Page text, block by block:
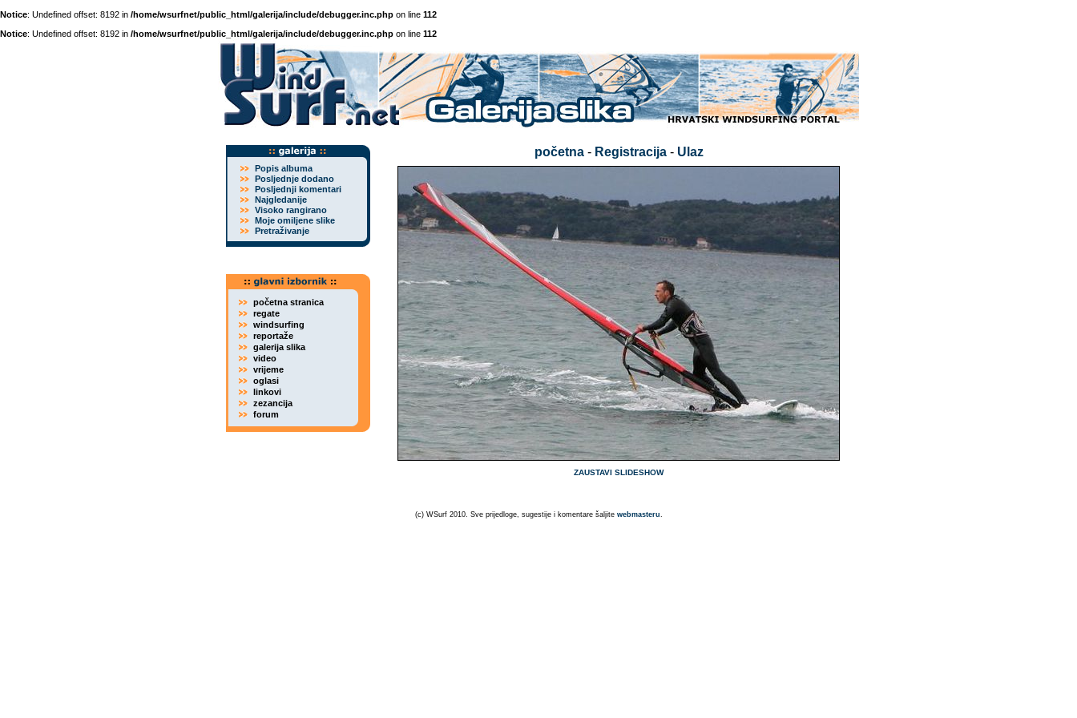
Notice: Undefined offset: 8192 in /home/wsurfnet/public_html/galerija/include/debugger.inc.php on line 112
Notice: Undefined offset: 8192 in /home/wsurfnet/public_html/galerija/include/debugger.inc.php on line 112
Popis albuma
Posljednje dodano
Posljednji komentari
Najgledanije
Visoko rangirano
Moje omiljene slike
Pretraživanje
početna stranica
regate
windsurfing
reportaže
galerija slika
video
vrijeme
oglasi
linkovi
zezancija
forum
početna- Registracija- Ulaz
ZAUSTAVI SLIDESHOW
(c) WSurf 2010. Sve prijedloge, sugestije i komentare šaljite webmasteru